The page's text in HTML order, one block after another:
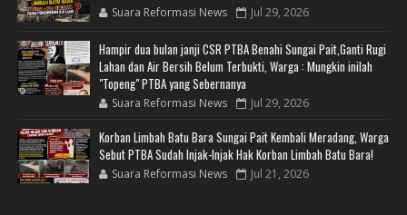
Suara Reformasi News Jul 29, 2026
Hampir dua bulan janji CSR PTBA Benahi Sungai Pait,Ganti Rugi
Lahan dan Air Bersih Belum Terbukti, Warga : Mungkin inilah
"Topeng" PTBA yang Sebernanya
Suara Reformasi News Jul 29, 2026
Korban Limbah Batu Bara Sungai Pait Kembali Meradang, Warga
Sebut PTBA Sudah Injak-Injak Hak Korban Limbah Batu Bara!
Suara Reformasi News Jul 21, 2026